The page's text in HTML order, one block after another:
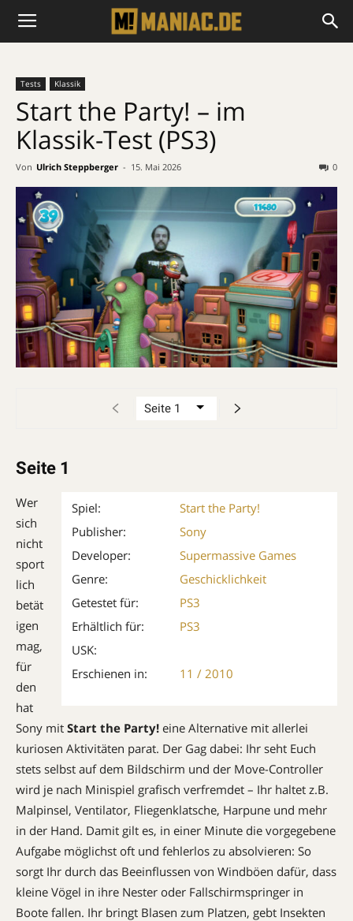
Tests Klassik
Start the Party! – im
Klassik-Test (PS3)
Von Ulrich Steppberger - 15. Mai 2026 0
Seite 1
Spiel:
Start the Party!
Publisher:
Sony
Developer:
Supermassive Games
Genre:
Geschicklichkeit
Getestet für:
PS3
Erhältlich für:
PS3
USK:
Erschienen in:
11 / 2010
Wer
sich
nicht
sport
lich
betät
igen
mag,
für
den
hat
Sony mit Start the Party! eine Alternative mit allerlei
kuriosen Aktivitäten parat. Der Gag dabei: Ihr seht Euch
stets selbst auf dem Bildschirm und der Move-Controller
wird je nach Minispiel grafisch verfremdet – Ihr haltet z.B.
Malpinsel, Ventilator, Fliegenklatsche, Harpune und mehr
in der Hand. Damit gilt es, in einer Minute die vorgegebene
Aufgabe möglichst oft und fehlerlos zu absolvieren: So
sorgt Ihr durch das Beeinflussen von Windböen dafür, dass
kleine Vögel in ihre Nester oder Fallschirmspringer in
Boote fallen. Ihr bringt Blasen zum Platzen, gebt Insekten